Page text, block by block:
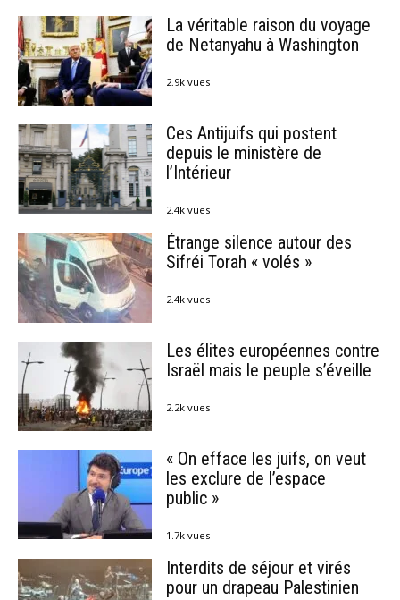
La véritable raison du voyage
de Netanyahu à Washington
2.9k vues
Ces Antijuifs qui postent
depuis le ministère de
l’Intérieur
2.4k vues
Étrange silence autour des
Sifréi Torah « volés »
2.4k vues
Les élites européennes contre
Israël mais le peuple s’éveille
2.2k vues
« On efface les juifs, on veut
les exclure de l’espace
public »
1.7k vues
Interdits de séjour et virés
pour un drapeau Palestinien